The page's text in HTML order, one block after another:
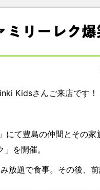
東京NET
リーレク爆
Kidsさんご来店です！
にて豊島の仲間とその
を開催。
放題で食事。その後、前